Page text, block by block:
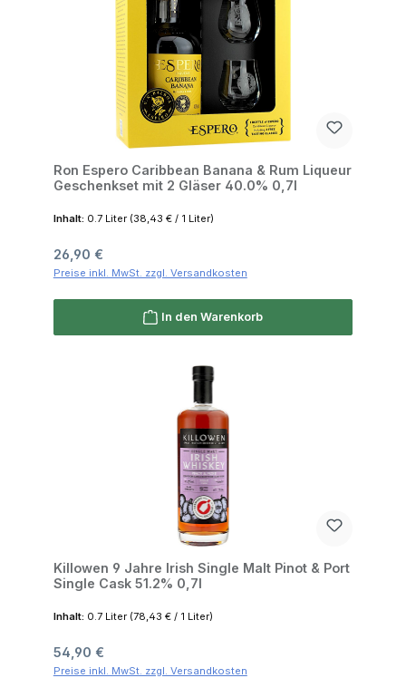
Ron Espero Caribbean Banana & Rum Liqueur
Geschenkset mit 2 Gläser 40.0% 0,7l
Inhalt: 0.7 Liter (38,43 € / 1 Liter)
Regulärer Preis:
26,90 €
Preise inkl. MwSt. zzgl. Versandkosten
In den Warenkorb
Killowen 9 Jahre Irish Single Malt Pinot & Port
Single Cask 51.2% 0,7l
Inhalt: 0.7 Liter (78,43 € / 1 Liter)
Regulärer Preis:
54,90 €
Preise inkl. MwSt. zzgl. Versandkosten